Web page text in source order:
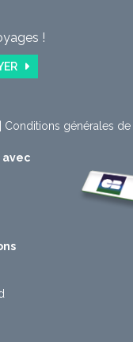
!
Conditions générales de
avec